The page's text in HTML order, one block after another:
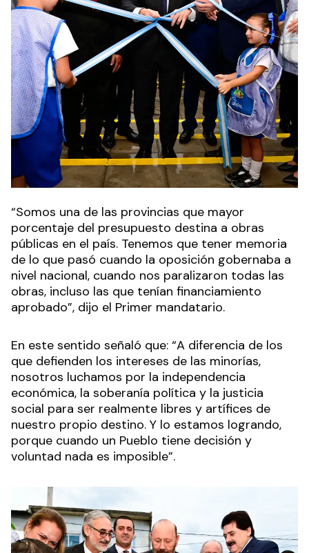
“Somos una de las provincias que mayor
porcentaje del presupuesto destina a obras
públicas en el país. Tenemos que tener memoria
de lo que pasó cuando la oposición gobernaba a
nivel nacional, cuando nos paralizaron todas las
obras, incluso las que tenían financiamiento
aprobado”, dijo el Primer mandatario.
En este sentido señaló que: “A diferencia de los
que defienden los intereses de las minorías,
nosotros luchamos por la independencia
económica, la soberanía política y la justicia
social para ser realmente libres y artífices de
nuestro propio destino. Y lo estamos logrando,
porque cuando un Pueblo tiene decisión y
voluntad nada es imposible”.